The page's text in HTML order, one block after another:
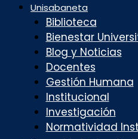
Unisabaneta
Biblioteca
Bienestar
Blog y Noticias
Docentes
Gestión Humana
Institucional
Investigación
Normatividad